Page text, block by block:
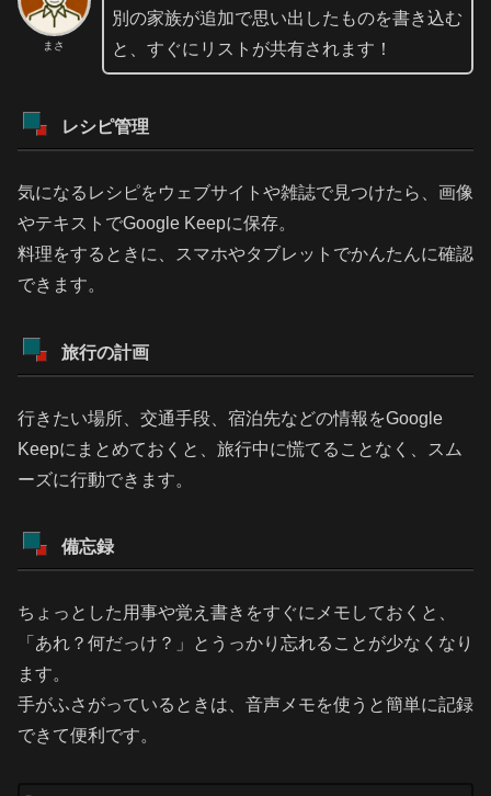
まさ
別の家族が追加で思い出したものを書き込む
と、すぐにリストが共有されます！
レシピ管理
気になるレシピをウェブサイトや雑誌で見つけたら、画像
やテキストでGoogle Keepに保存。
料理をするときに、スマホやタブレットでかんたんに確認
できます。
旅行の計画
行きたい場所、交通手段、宿泊先などの情報をGoogle
Keepにまとめておくと、旅行中に慌てることなく、スム
ーズに行動できます。
備忘録
ちょっとした用事や覚え書きをすぐにメモしておくと、
「あれ？何だっけ？」とうっかり忘れることが少なくなり
ます。
手がふさがっているときは、音声メモを使うと簡単に記録
できて便利です。